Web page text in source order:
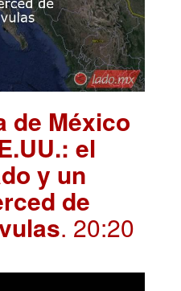
de México
el
y un
de
. 20:20